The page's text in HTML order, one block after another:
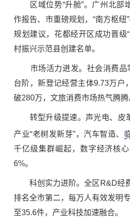
区域位势“升舱”。广州北部
作报告、市重磅规划，“南方枢纽
规划建议，花都经开区成功晋级
村振兴示范县创建名单。
市场活力迸发。社会消费品
台阶，新登记经营主体9.73万户
破280万，文旅消费市场热气腾腾
转型升级提速。声光电、皮
产业“老树发新芽”，汽车智造、
千亿级集群崛起，数字经济核
6%。
科创实力进阶。全区R&D经
排名全市第二，每万人有效发明
至35.6件，产业科技加速融合。